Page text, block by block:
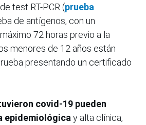
de test RT-PCR (prueba
de antígenos, con un
72 horas previo a la
menores de 12 años están
presentando un certificado
covid-19 pueden
epidemiológica y alta clínica,